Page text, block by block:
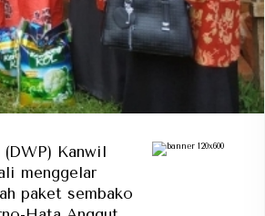
Kanwil
menggelar
paket sembako